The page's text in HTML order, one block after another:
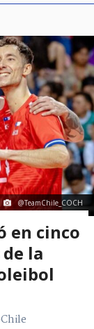
@TeamChile_COCH
en cinco
la